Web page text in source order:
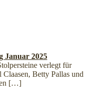
Januar 2025
verlegt für
Betty Pallas und
[…]